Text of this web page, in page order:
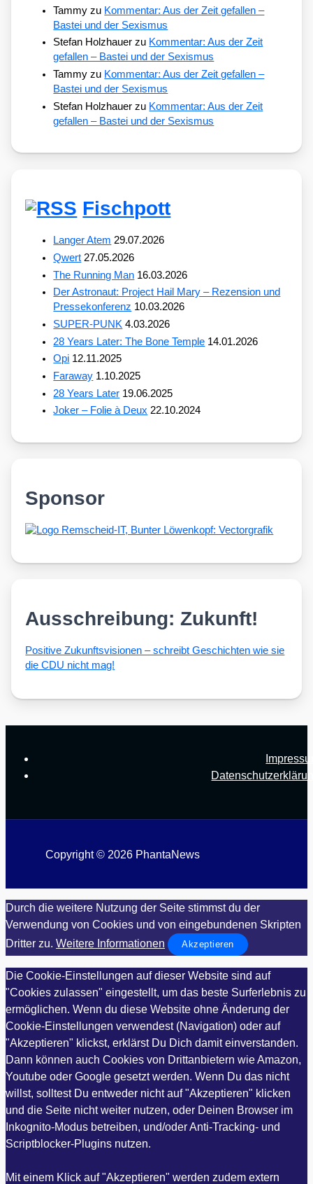
Tammy zu Kommentar: Aus der Zeit gefallen –
Bastei und der Sexismus
Stefan Holzhauer zu Kommentar: Aus der Zeit
gefallen – Bastei und der Sexismus
Tammy zu Kommentar: Aus der Zeit gefallen –
Bastei und der Sexismus
Stefan Holzhauer zu Kommentar: Aus der Zeit
gefallen – Bastei und der Sexismus
Fischpott
Langer Atem 29.07.2026
Qwert 27.05.2026
The Running Man 16.03.2026
Der Astronaut: Project Hail Mary – Rezension und
Pressekonferenz 10.03.2026
SUPER-PUNK 4.03.2026
28 Years Later: The Bone Temple 14.01.2026
Opi 12.11.2025
Faraway 1.10.2025
28 Years Later 19.06.2025
Joker – Folie à Deux 22.10.2024
Sponsor
Ausschreibung: Zukunft!
Posi­ti­ve Zukunfts­vi­sio­nen – schreibt Geschich­ten wie sie
die CDU nicht mag!
Copyright © 2026 PhantaNews
Durch die weitere Nutzung der Seite stimmst du der
Verwendung von Cookies und von eingebundenen Skripten
Dritter zu. Weitere Informationen Akzeptieren
Die Cookie-Einstellungen auf dieser Website sind auf
"Cookies zulassen" eingestellt, um das beste Surferlebnis zu
ermöglichen. Wenn du diese Website ohne Änderung der
Cookie-Einstellungen verwendest (Navigation) oder auf
"Akzeptieren" klickst, erklärst Du Dich damit einverstanden.
Dann können auch Cookies von Drittanbietern wie Amazon,
Youtube oder Google gesetzt werden. Wenn Du das nicht
willst, solltest Du entweder nicht auf "Akzeptieren" klicken
und die Seite nicht weiter nutzen, oder Deinen Browser im
Inkognito-Modus betreiben, und/oder Anti-Tracking- und
Scriptblocker-Plugins nutzen.
Mit einem Klick auf "Akzeptieren" werden zudem extern